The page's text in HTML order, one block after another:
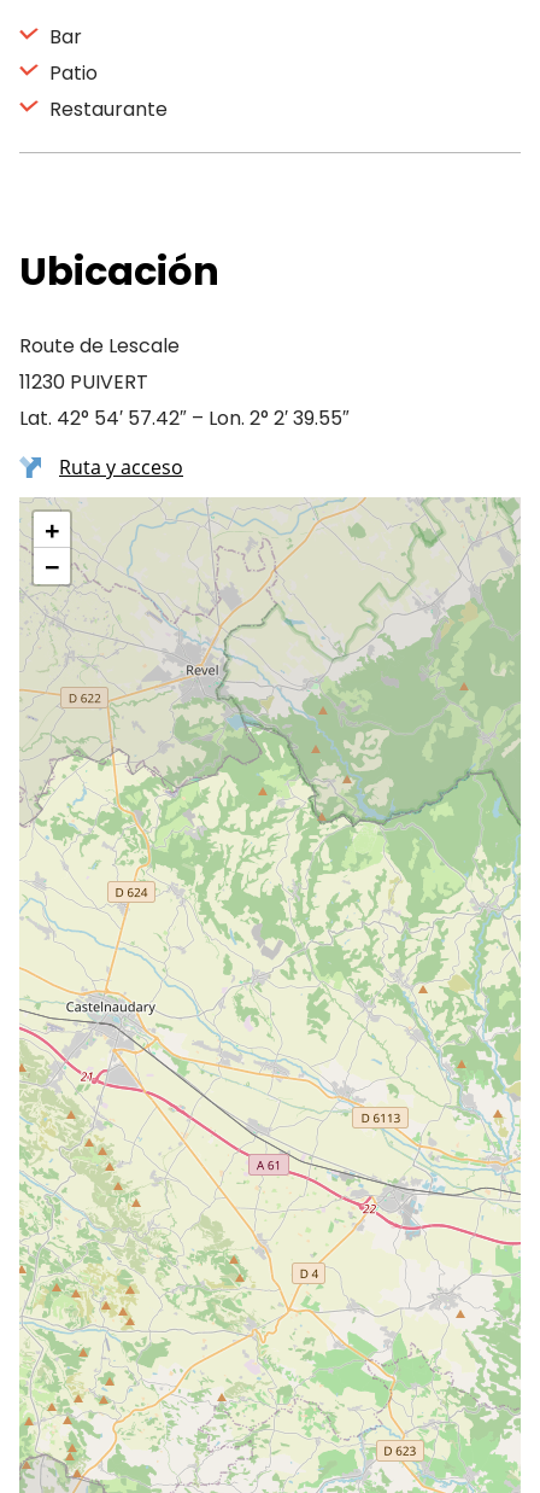
Bar
Patio
Restaurante
Ubicación
Route de Lescale
11230 PUIVERT
Lat. 42° 54′ 57.42″ – Lon. 2° 2′ 39.55″
Ruta y acceso
+
−